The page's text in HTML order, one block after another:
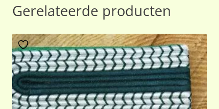
Gerelateerde producten